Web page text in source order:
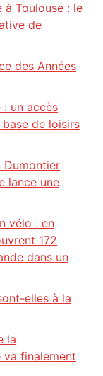
à Toulouse : le
de
des Années
: un accès
de loisirs
Dumontier
lance une
vélo : en
172
dans un
elles à la
la
va finalement